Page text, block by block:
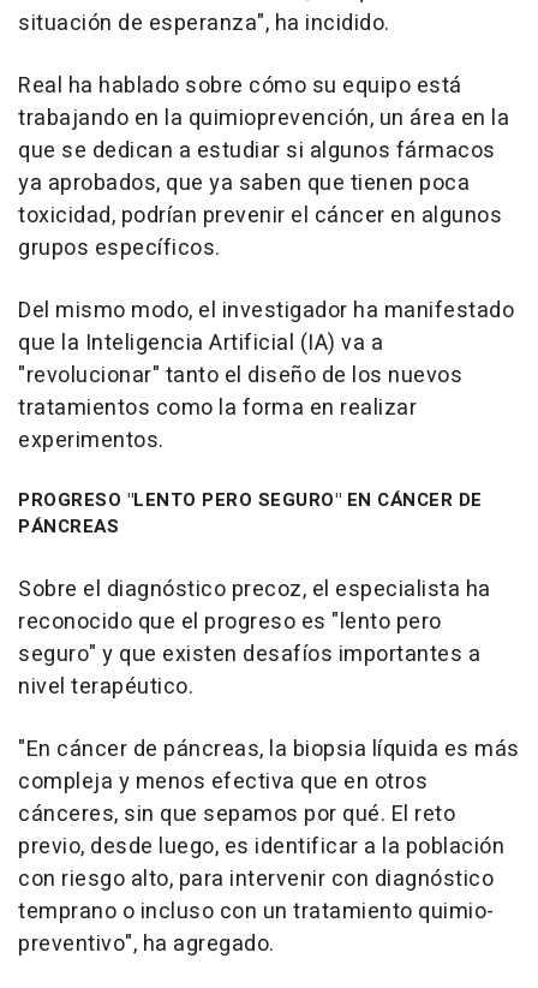
situación de esperanza", ha incidido.
Real ha hablado sobre cómo su equipo está
trabajando en la quimioprevención, un área en la
que se dedican a estudiar si algunos fármacos
ya aprobados, que ya saben que tienen poca
toxicidad, podrían prevenir el cáncer en algunos
grupos específicos.
Del mismo modo, el investigador ha manifestado
que la Inteligencia Artificial (IA) va a
"revolucionar" tanto el diseño de los nuevos
tratamientos como la forma en realizar
experimentos.
PROGRESO "LENTO PERO SEGURO" EN CÁNCER DE
PÁNCREAS
Sobre el diagnóstico precoz, el especialista ha
reconocido que el progreso es "lento pero
seguro" y que existen desafíos importantes a
nivel terapéutico.
"En cáncer de páncreas, la biopsia líquida es más
compleja y menos efectiva que en otros
cánceres, sin que sepamos por qué. El reto
previo, desde luego, es identificar a la población
con riesgo alto, para intervenir con diagnóstico
temprano o incluso con un tratamiento quimio-
preventivo", ha agregado.